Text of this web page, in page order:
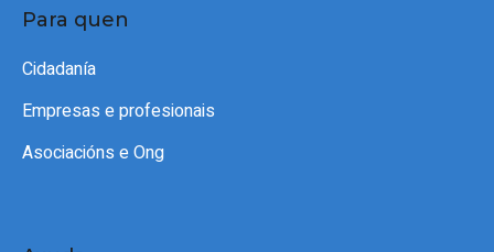
Para quen
Cidadanía
Empresas e profesionais
Asociacións e Ong